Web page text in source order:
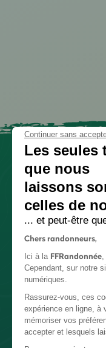
Continuer sans
Les seules
que nous
laissons
celles de
... et peut-être
Chers randonneurs,
Ici à la FFRandonnée,
Cependant, sur notre
numériques.
Rassurez-vous, ces
expérience en ligne, à
mémoriser vos
accepter et lesquels